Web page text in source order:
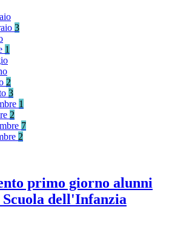
3
1
2
3
1
2
7
2
primo giorno alunni
dell'Infanzia